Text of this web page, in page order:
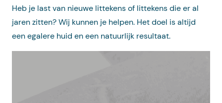
Heb je last van nieuwe littekens of littekens die er al
jaren zitten? Wij kunnen je helpen. Het doel is altijd
een egalere huid en een natuurlijk resultaat.